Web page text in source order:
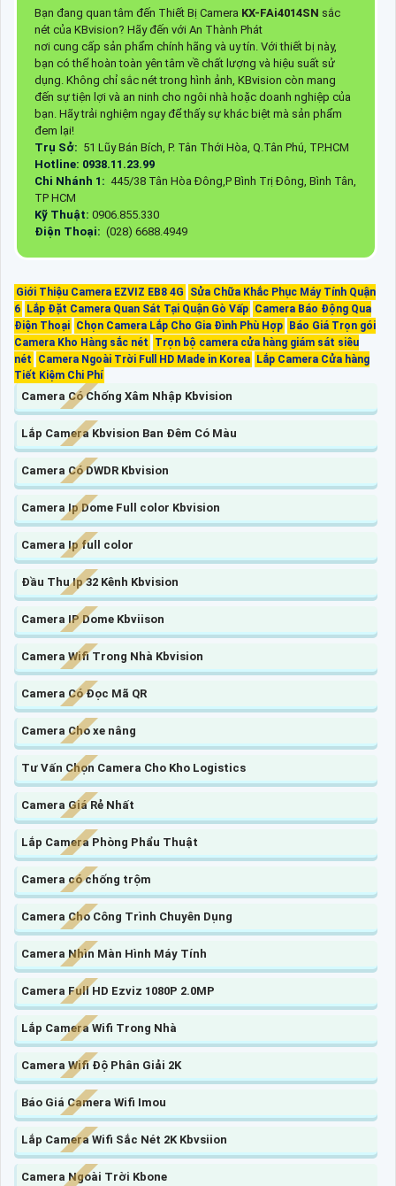
Bạn đang quan tâm đến Thiết Bị Camera KX-FAi4014SN sắc
nét của KBvision? Hãy đến với An Thành Phát
nơi cung cấp sản phẩm chính hãng và uy tín. Với thiết bị này,
bạn có thể hoàn toàn yên tâm về chất lượng và hiệu suất sử
dụng. Không chỉ sắc nét trong hình ảnh, KBvision còn mang
đến sự tiện lợi và an ninh cho ngôi nhà hoặc doanh nghiệp của
bạn. Hãy trải nghiệm ngay để thấy sự khác biệt mà sản phẩm
đem lại!
Trụ Sở: 51 Lũy Bán Bích, P. Tân Thới Hòa, Q.Tân Phú, TP.HCM
Hotline: 0938.11.23.99
Chi Nhánh 1: 445/38 Tân Hòa Đông,P Bình Trị Đông, Bình Tân,
TP HCM
Kỹ Thuật: 0906.855.330
Điện Thoại: (028) 6688.4949
Giới Thiệu Camera EZVIZ EB8 4G
Sửa Chữa Khắc Phục Máy Tính Quận
6 Lắp Đặt Camera Quan Sát Tại Quận Gò Vấp Camera Báo Động Qua
Điện Thoại Chọn Camera Lắp Cho Gia Đình Phù Hợp Báo Giá Trọn gói
Camera Kho Hàng sắc nét
Trọn bộ camera cửa hàng giám sát siêu
nét
Camera Ngoài Trời Full HD Made in Korea Lắp Camera Cửa hàng
Tiết Kiệm Chi Phí
Camera Có Chống Xâm Nhập Kbvision
Lắp Camera Kbvision Ban Đêm Có Màu
Camera Có DWDR Kbvision
Camera Ip Dome Full color Kbvision
Camera Ip full color
Đầu Thu Ip 32 Kênh Kbvision
Camera IP Dome Kbviison
Camera Wifi Trong Nhà Kbvision
Camera Có Đọc Mã QR
Camera Cho xe nâng
Tư Vấn Chọn Camera Cho Kho Logistics
Camera Giá Rẻ Nhất
Lắp Camera Phòng Phẩu Thuật
Camera có chống trộm
Camera Cho Công Trình Chuyên Dụng
Camera Nhìn Màn Hình Máy Tính
Camera Full HD Ezviz 1080P 2.0MP
Lắp Camera Wifi Trong Nhà
Camera Wifi Độ Phân Giải 2K
Báo Giá Camera Wifi Imou
Lắp Camera Wifi Sắc Nét 2K Kbvsiion
Camera Ngoài Trời Kbone